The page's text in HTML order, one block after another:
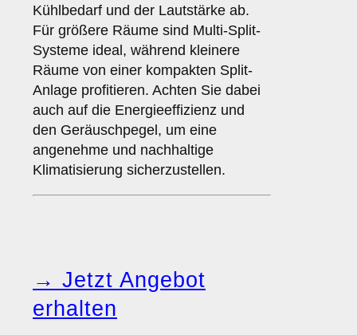
Kühlbedarf und der Lautstärke ab.
Für größere Räume sind Multi-Split-
Systeme ideal, während kleinere
Räume von einer kompakten Split-
Anlage profitieren. Achten Sie dabei
auch auf die Energieeffizienz und
den Geräuschpegel, um eine
angenehme und nachhaltige
Klimatisierung sicherzustellen.
→ Jetzt Angebot
erhalten